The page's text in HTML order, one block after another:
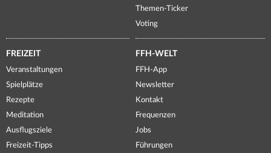
Themen-Ticker
Voting
FREIZEIT
Veranstaltungen
Spielplätze
Rezepte
Meditation
Ausflugsziele
Freizeit-Tipps
FFH-WELT
FFH-App
Newsletter
Kontakt
Frequenzen
Jobs
Führungen